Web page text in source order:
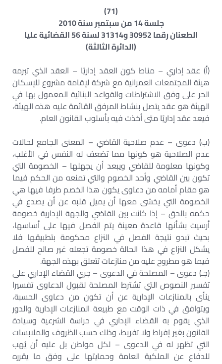
(71)
جلسة 14 من سبتمبر سنة 2010
الطعنان رقما 30952 و31314 لسنة 56 القضائية عليا
(الدائرة الثالثة)
(أ) عقد إداري – مناط كون العقد إداريًا – العقد الذي تبرمه
هيئة المجتمعات العمرانية مع شركة لإقامة مشروع للإسكان
الحر على وفق الاشتراطات والقواعد البنائية المعمول بها في
الهيئة هو عقد يتصل بنشاط المرفق القائمة عليه هذه الهيئة،
فيعد عقد إداريًا متى أخذت فيه بأسلوب القانون العام.
(ب) دعوى – عدم صلاحية القاضي – المعنى الجامع لحالات
عدم الصلاحية هو كونها مما تضعف له النفس في الأغلب،
وكونها معلومة للقاضي ويبعد أن يجهلها – الخصومة التي
تكون بين القاضي وأحد الخصوم والتي تمنعه من الحكم فيما
هو مقام أمامه من دعاوى يكون هذا الخصم طرفا فيها هي
الخصومة التي يخشى معها أن يميل قلبه عن أن يصدع في
حكمه بالحق – إذا كانت بين القاضي والجهة الإدارية خصومة
أرسيت بشأنها قاعدة معينة يتم الفصل فيها على أساسها،
بحيث تبدو نتيجة الفصل في النزاع محكومة بتطبيقها فلا
يشكل النزاع في هذا الحالة خصومة تجعله غير صالح للفصل
فيما هو مطروح عليه من منازعات تتعلق بهذه الجهة.
(جـ) دعوى – المصلحة في الدعوى – جري القضاء الإداري على
تفسير النصوص التي تشترط المصلحة لقبول الدعاوى تفسيرا
ينأى بالمنازعات الإدارية عن أن تكون من دعاوى الحسبة،
ويتوافق في ذات الوقت مع طبيعة المنازعات الإدارية والدور
الذي يقوم به القضاء الإداري في حراسة الشرعية وسيادة
القانون بغير إفراط ولا تفريط، وذلك حسب الظروف والملابسات
التي تظهر له في الدعوى – لكل مواطن بل عليه أن يُهب
للدفاع عن الملكية العامة وحمايتها على وفق ما يقرره